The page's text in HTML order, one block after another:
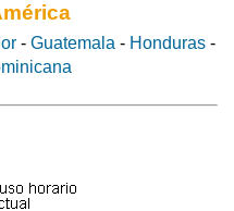
- Guatemala - Honduras -